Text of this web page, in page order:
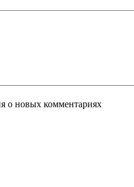
о новых комментариях